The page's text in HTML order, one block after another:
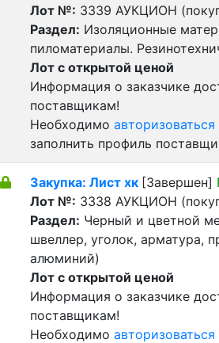
Лот №: 3339 АУКЦИОН
Раздел: Изоляционные
пиломатериалы.
Лот с открытой ценой
Информация о заказчике
поставщикам!
Необходимо авторизоваться
заполнить профиль
Закупка: Лист хк [Завершен]
Лот №: 3338 АУКЦИОН
Раздел: Черный и цветной
швеллер, уголок, арматура,
алюминий)
Лот с открытой ценой
Информация о заказчике
поставщикам!
Необходимо авторизоваться